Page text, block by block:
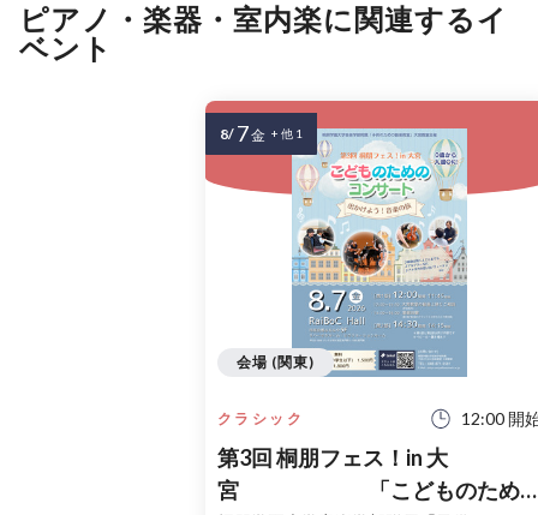
ピアノ・楽器・室内楽に関連するイ
ベント
クラシック 12:00 開
第3回 桐朋フェス！in 大
宮 「こどものため
会場 (関東)
8/ 7金 + 他 1